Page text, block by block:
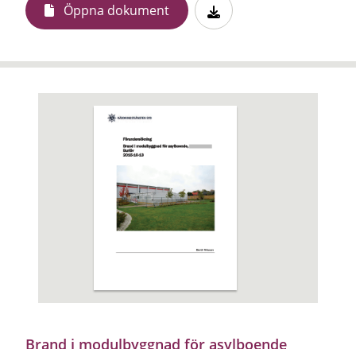
Öppna dokument
Brand i modulbyggnad för asylboende